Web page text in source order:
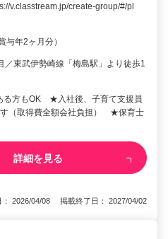
v.classtream.jp/create-group/#/pl
与年2ヶ月分）
／東武伊勢崎線「梅島駅」より徒歩1
る方もOK ★入社後、子育て支援員
す（取得費全額会社負担） ★保育士
詳細を見る
： 2026/04/08 掲載終了日： 2027/04/02